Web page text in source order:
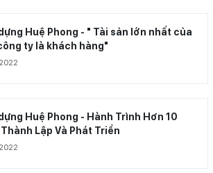
Huệ Phong - " Tài sản lớn nhất của
ty là khách hàng"
Huệ Phong - Hành Trình Hơn 10
Thành Lập Và Phát Triển